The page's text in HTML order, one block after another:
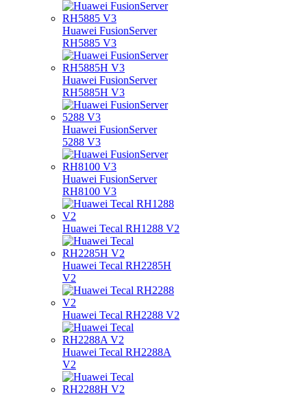
Huawei FusionServer
RH5885 V3
Huawei FusionServer
RH5885H V3
Huawei FusionServer
5288 V3
Huawei FusionServer
RH8100 V3
Huawei Tecal RH1288 V2
Huawei Tecal RH2285H
V2
Huawei Tecal RH2288 V2
Huawei Tecal RH2288A
V2